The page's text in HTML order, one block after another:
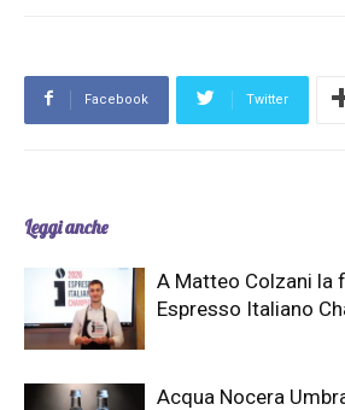
Facebook Twitter
Leggi anche
A Matteo Colzani la
Espresso Italiano
Acqua Nocera